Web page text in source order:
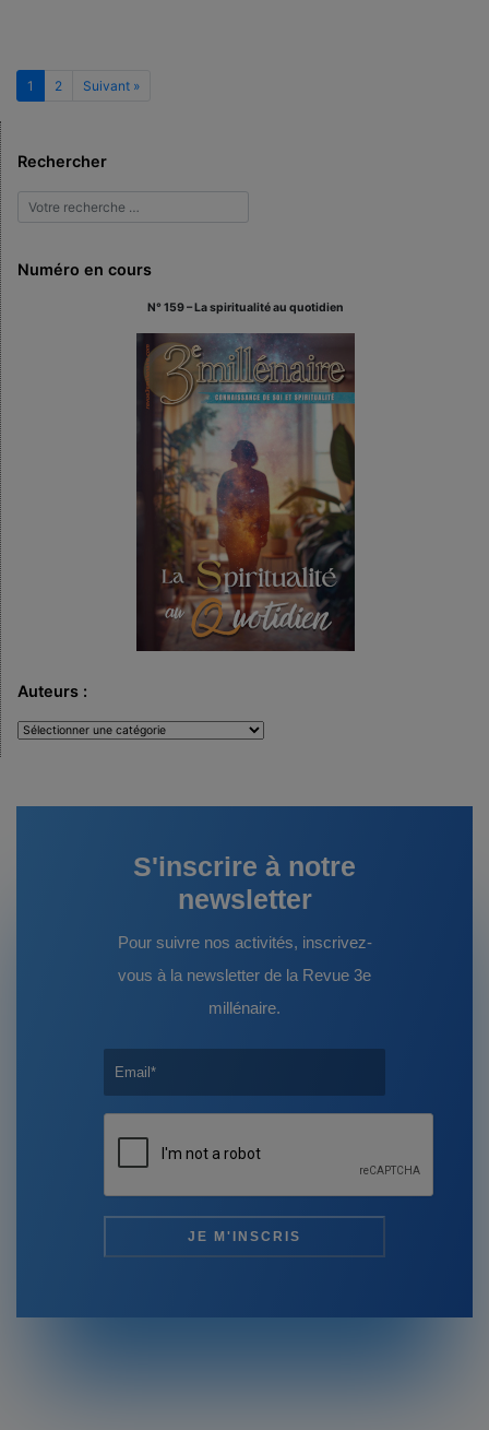
1 2 Suivant »
Rechercher
Numéro en cours
N° 159 – La spiritualité au quotidien
Auteurs :
Auteurs
:
S'inscrire à notre
newsletter
Pour suivre nos activités, inscrivez-
vous à la newsletter de la Revue 3e
millénaire.